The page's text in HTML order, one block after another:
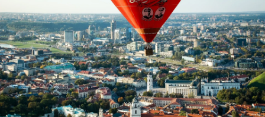
合同工管理
全球合同工入职与管理
PEO
外包复杂雇佣任务
基础设施
了解我们的竞争优势
成长阶段
初创企业
为成长型企业量身打造的全球敏捷型人力资源与薪资解决方案
计算任何国家的员工总成本
合同工薪酬结算计算器
探索全球合同工的结算货币选项与结算速度
通过 REMOTE 学习
研究与指引
English
Nederlands
Français
Deutsch
登录